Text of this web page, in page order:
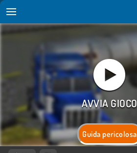
Guida pericolosa